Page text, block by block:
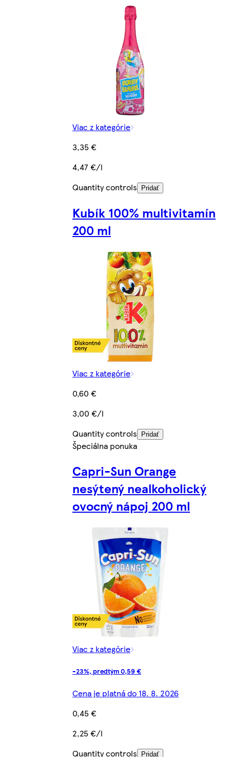
Viac z kategórie
3,35 €
4,47 €/l
Quantity controls
Pridať
Kubík 100% multivitamín
200 ml
Viac z kategórie
0,60 €
3,00 €/l
Quantity controls
Pridať
Špeciálna ponuka
Capri-Sun Orange
nesýtený nealkoholický
ovocný nápoj 200 ml
Viac z kategórie
-23%, predtým 0,59 €
Cena je platná do 18. 8. 2026
0,45 €
2,25 €/l
Quantity controls
Pridať